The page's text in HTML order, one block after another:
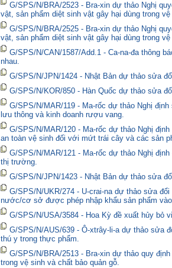
G/SPS/N/BRA/2523 - Bra-xin dự thảo Nghị
vật, sản phẩm diệt sinh vật gây hại dùng trong
G/SPS/N/BRA/2525 - Bra-xin dự thảo Nghị
vật, sản phẩm diệt sinh vật gây hại dùng trong
G/SPS/N/CAN/1587/Add.1 - Ca-na-đa thông
nhau.
G/SPS/N/JPN/1424 - Nhật Bản dự thảo sửa
G/SPS/N/KOR/850 - Hàn Quốc dự thảo sửa
G/SPS/N/MAR/119 - Ma-rốc dự thảo Nghị
lưu thông và kinh doanh rượu vang.
G/SPS/N/MAR/120 - Ma-rốc dự thảo Nghị
an toàn vệ sinh đối với mứt trái cây và các sản
G/SPS/N/MAR/121 - Ma-rốc dự thảo Nghị
thị trường.
G/SPS/N/JPN/1423 - Nhật Bản dự thảo sửa
G/SPS/N/UKR/274 - U-crai-na dự thảo sửa
nước/cơ sở được phép nhập khẩu sản phẩm vào
G/SPS/N/USA/3584 - Hoa Kỳ đề xuất hủy bỏ
G/SPS/N/AUS/639 - Ô-xtrây-li-a dự thảo sửa
thú y trong thực phẩm.
G/SPS/N/BRA/2513 - Bra-xin dự thảo quy
trong vệ sinh và chất bảo quản gỗ.